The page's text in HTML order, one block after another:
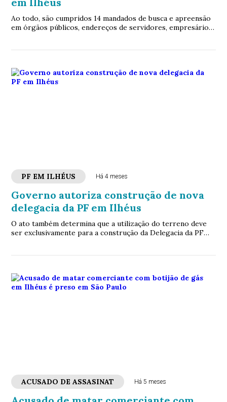
Ao todo, são cumpridos 14 mandados de busca e apreensão
em órgãos públicos, endereços de servidores, empresários
PF EM ILHÉUS Há 4 meses
Governo autoriza construção de nova
delegacia da PF em Ilhéus
O ato também determina que a utilização do terreno deve
ser exclusivamente para a construção da Delegacia da PF
ACUSADO DE ASSASINAT Há 5 meses